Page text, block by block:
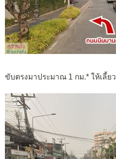
ขับตรงมาประมาณ 1 กม.* ให้เลี้